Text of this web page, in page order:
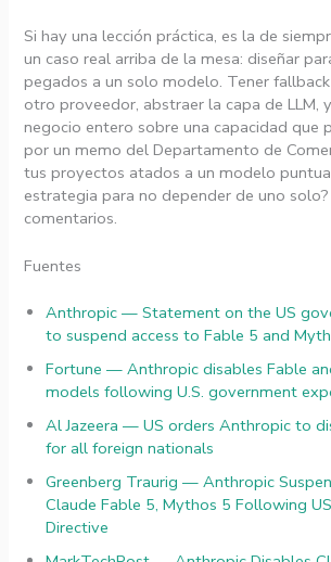
Si hay una lección práctica, es la de
un caso real arriba de la mesa: diseñar
pegados a un solo modelo. Tener
otro proveedor, abstraer la capa de LLM,
negocio entero sobre una capacidad que
por un memo del Departamento de
tus proyectos atados a un modelo
estrategia para no depender de uno
comentarios.
Fuentes
Anthropic — Statement on the US
to suspend access to Fable 5 and
Fortune — Anthropic disables Fable
models following U.S. government
Al Jazeera — US orders Anthropic to
for all foreign nationals
Greenberg Traurig — Anthropic
Claude Fable 5, Mythos 5 Following
Directive